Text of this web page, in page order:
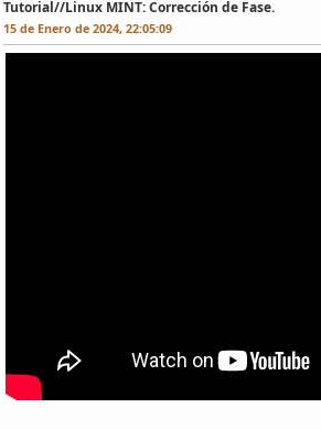
Tutorial//Linux MINT: Corrección de Fase.
15 de Enero de 2024, 22:05:09